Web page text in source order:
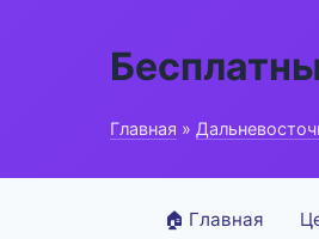
Главная »
🏠 Главная